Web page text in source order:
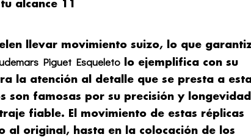
alcance 11
llevar movimiento suizo, lo que
Piguet Esqueleto lo ejemplifica con su
la atención al detalle que se presta a
son famosas por su precisión y
fiable. El movimiento de estas réplicas
al original, hasta en la colocación de los